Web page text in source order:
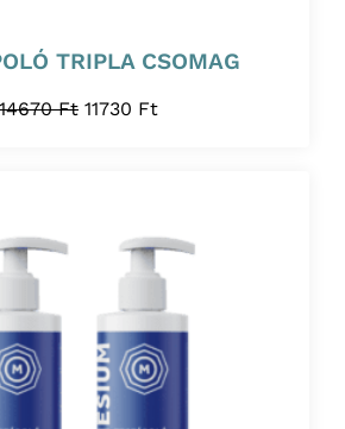
TRIPLA CSOMAG
14670Ft 11730 Ft